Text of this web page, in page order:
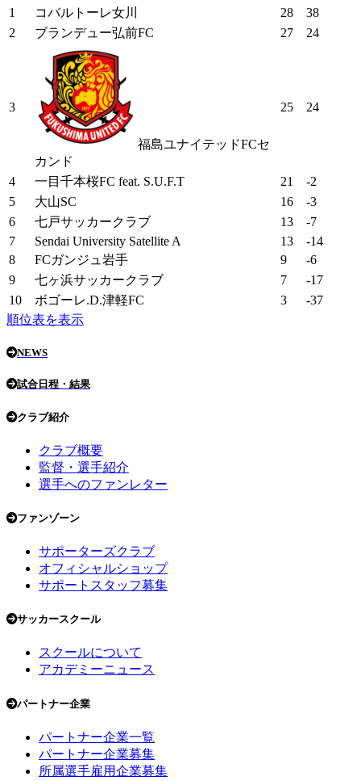
1
コバルトーレ女川 28
38
2
ブランデュー弘前FC 27 24
3
福島ユナイテッドFCセ
カンド
25 24
4 一目千本桜FC feat. S.U.F.T 21
-2
5
大山SC 16
-3
6
七戸サッカークラブ 13
-7
7
Sendai University Satellite A 13
-14
8
FCガンジュ岩手 9
-6
9
七ヶ浜サッカークラブ 7
-17
10
ボゴーレ.D.津軽FC 3
-37
順位表を表示
NEWS
試合日程・結果
クラブ紹介
クラブ概要
監督・選手紹介
選手へのファンレター
ファンゾーン
サポーターズクラブ
オフィシャルショップ
サポートスタッフ募集
サッカースクール
スクールについて
アカデミーニュース
パートナー企業
パートナー企業一覧
パートナー企業募集
所属選手雇用企業募集